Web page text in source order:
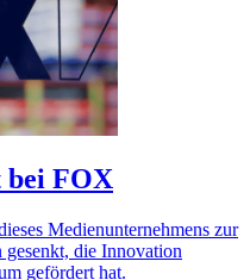
FOX
Medienunternehmens zur
die Innovation
gefördert hat.